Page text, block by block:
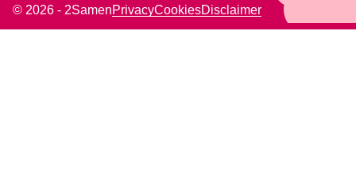
© 2026 - 2SamenPrivacyCookiesDisclaimer